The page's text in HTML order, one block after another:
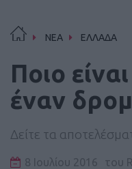
ΝΕΑ ΕΛΛΑΔΑ
Ποιο
έναν
Δείτε τα
8 Ιουλίου 2016 του